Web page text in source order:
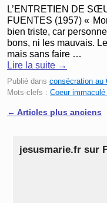
L’ENTRETIEN DE
FUENTES (1957) «
bien triste, car
bons, ni les mauvais.
mais sans faire …
Lire la suite →
Publié dans consécration au
Mots-clefs : Coeur
Navigation des
← Articles plus anciens
jesusmarie.fr sur